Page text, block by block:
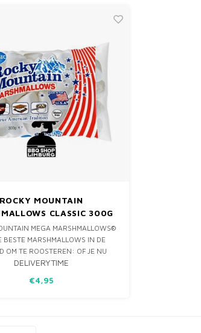
ROCKY MOUNTAIN
CLASSIC 300G
MEGA MARSHMALLOWS®
BESTE MARSHMALLOWS IN DE
OM TE ROOSTEREN: OF JE NU
KAMPVUUR ZIT OF ZE 'GEWOON'
MARSHMALLOWS® WORDEN
DELIVERYTIME
€4,95